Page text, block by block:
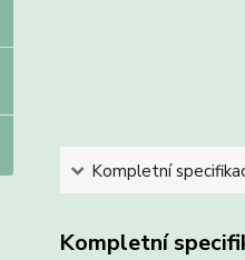
Kompletní
Kompletní